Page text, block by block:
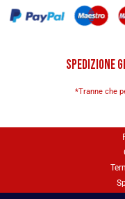
SPEDIZIONE
*Tranne che